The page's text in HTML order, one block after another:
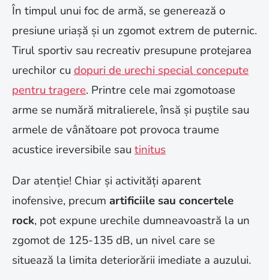
În timpul unui foc de armă, se generează o
presiune uriașă și un zgomot extrem de puternic.
Tirul sportiv sau recreativ presupune protejarea
urechilor cu dopuri de urechi special concepute
pentru tragere. Printre cele mai zgomotoase
arme se numără mitralierele, însă și puștile sau
armele de vânătoare pot provoca traume
acustice ireversibile sau tinitus
Dar atenție! Chiar și activități aparent
inofensive, precum artificiile sau concertele
rock, pot expune urechile dumneavoastră la un
zgomot de 125-135 dB, un nivel care se
situează la limita deteriorării imediate a auzului.